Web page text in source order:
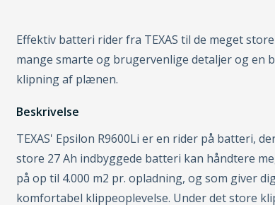
Effektiv batteri rider fra TEXAS til de meget
mange smarte og brugervenlige detaljer og en
klipning af plænen.
Beskrivelse
TEXAS' Epsilon R9600Li er en rider på batteri,
store 27 Ah indbyggede batteri kan håndtere
på op til 4.000 m2 pr. opladning, og som giver
komfortabel klippeoplevelse. Under det store